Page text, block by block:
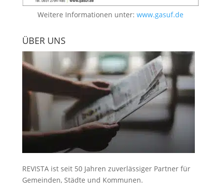
Weitere Informationen unter: www.gasuf.de
ÜBER UNS
REVISTA ist seit 50 Jahren zuverlässiger Partner für
Gemeinden, Städte und Kommunen.